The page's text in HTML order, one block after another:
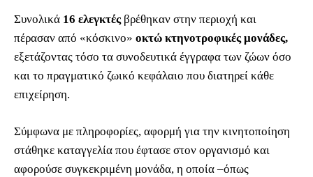
Συνολικά 16 ελεγκτές βρέθηκαν στην περιοχή και
πέρασαν από «κόσκινο» οκτώ κτηνοτροφικές μονάδες,
εξετάζοντας τόσο τα συνοδευτικά έγγραφα των ζώων όσο
και το πραγματικό ζωικό κεφάλαιο που διατηρεί κάθε
επιχείρηση.
Σύμφωνα με πληροφορίες, αφορμή για την κινητοποίηση
στάθηκε καταγγελία που έφτασε στον οργανισμό και
αφορούσε συγκεκριμένη μονάδα, η οποία –όπως